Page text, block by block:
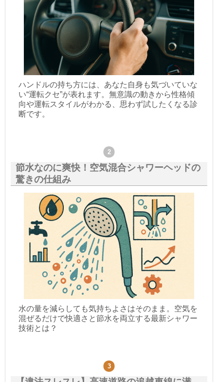
ハンドルの持ち方には、あなた自身も気づいていな
い“運転クセ”が表れます。無意識の動きから性格傾
向や運転スタイルがわかる、思わず試したくなる診
断です。
節水なのに爽快！空気混合シャワーヘッドの
驚きの仕組み
水の量を減らしても気持ちよさはそのまま。空気を
混ぜるだけで快適さと節水を両立する最新シャワー
技術とは？